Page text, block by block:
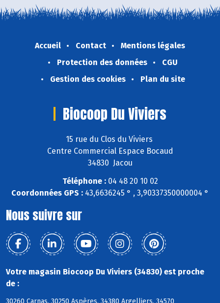
Accueil Contact
Mentions légales
Protection des données
CGU
Gestion des cookies
Plan du site
Biocoop Du Viviers
15 rue du Clos du Viviers
Centre Commercial Espace Bocaud
34830 Jacou
Téléphone :04 48 20 10 02
Coordonnées GPS : 43,6636245 ° , 3,90337350000004 °
Nous suivre sur
Votre magasin Biocoop Du Viviers (34830) est proche
de :